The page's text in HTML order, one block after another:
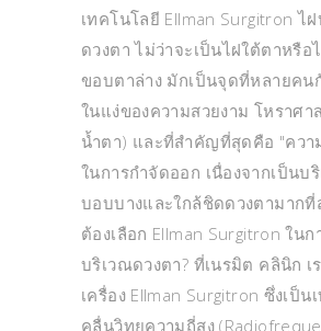
เทคโนโลยี Ellman Surgitron ไ
ดวงตา ไม่ว่าจะเป็นไฝใต้ตาหรือ
ขอบตาล่าง มักเป็นจุดที่หลายคน
ในแง่ของความสวยงาม โหราศา
น้ำตา) และที่สำคัญที่สุดคือ "ควา
ในการกำจัดออก เนื่องจากเป็นบ
บอบบางและใกล้ชิดดวงตามากที่
ต้องเลือก Ellman Surgitron ในก
บริเวณดวงตา? ที่เนรมิต คลินิก เ
เครื่อง Ellman Surgitron ซึ่งเป็น
คลื่นวิทยุความถี่สูง